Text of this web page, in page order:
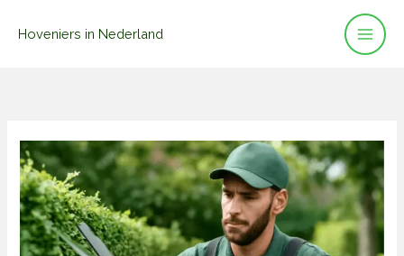
naarHoveniers in Nederland